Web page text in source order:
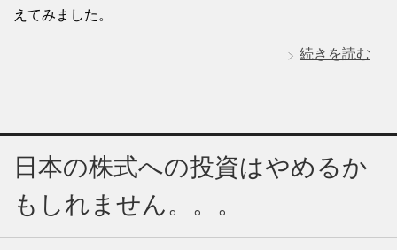
えてみました。
続きを読む
日本の株式への投資はやめるか
もしれません。。。